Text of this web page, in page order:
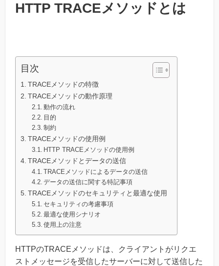
HTTP TRACEメソッドとは
目次
TRACEメソッドの特徴
TRACEメソッドの動作原理
動作の流れ
目的
制約
TRACEメソッドの使用例
HTTP TRACEメソッドの使用例
TRACEメソッドとデータの送信
TRACEメソッドによるデータの送信
データの送信に関する特記事項
TRACEメソッドのセキュリティと最適な使用
セキュリティの考慮事項
最適な使用シナリオ
使用上の注意
HTTPのTRACEメソッドは、クライアントがリクエ
ストメッセージを受信したサーバーに対して送信した